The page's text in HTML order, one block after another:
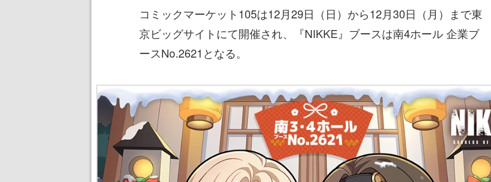
コミックマーケット105は12月29日（日）から12月30日（月）まで東
京ビッグサイトにて開催され、『NIKKE』ブースは南4ホール 企業ブ
ースNo.2621となる。